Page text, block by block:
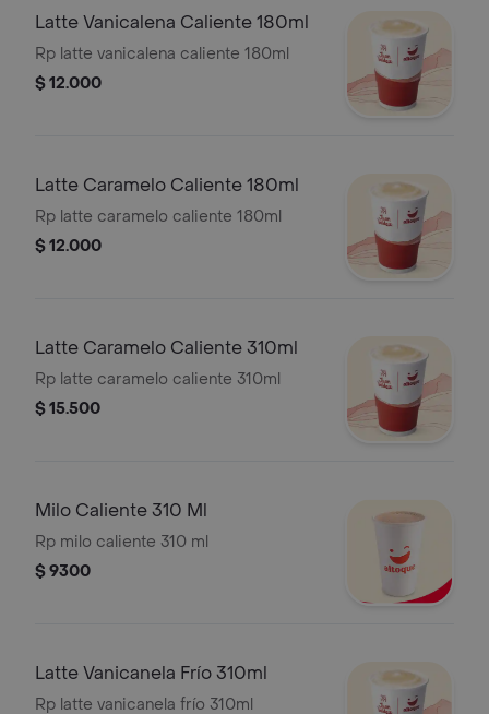
Latte Vanicalena Caliente 180ml
Rp latte vanicalena caliente 180ml
$ 12.000
Latte Caramelo Caliente 180ml
Rp latte caramelo caliente 180ml
$ 12.000
Latte Caramelo Caliente 310ml
Rp latte caramelo caliente 310ml
$ 15.500
Milo Caliente 310 Ml
Rp milo caliente 310 ml
$ 9300
Latte Vanicanela Frío 310ml
Rp latte vanicanela frío 310ml